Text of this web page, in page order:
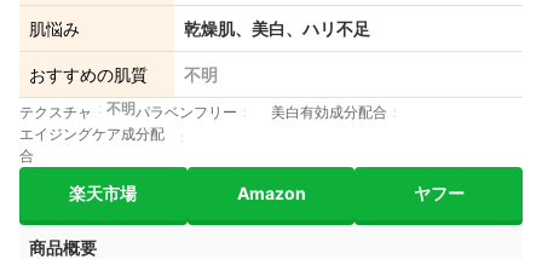
肌悩み 乾燥肌、美白、ハリ不足
おすすめの肌質 不明
テクスチャ 不明 パラベンフリー
美白有効成分配合
エイジングケア成分配
合
楽天市場 Amazon ヤフー
商品概要